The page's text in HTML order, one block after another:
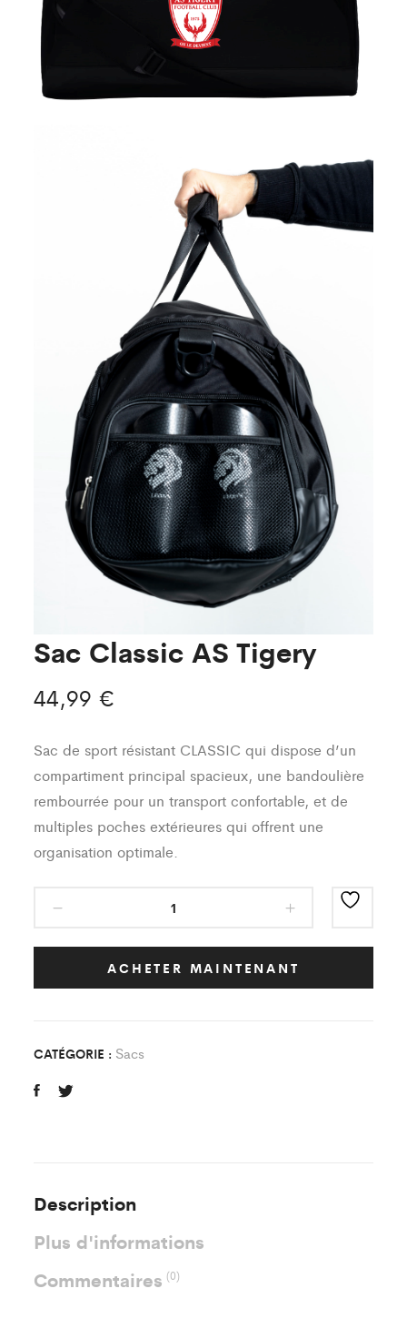
Sac Classic AS Tigery
44,99 €
Sac de sport résistant CLASSIC qui dispose d’un
compartiment principal spacieux, une bandoulière
rembourrée pour un transport confortable, et de
multiples poches extérieures qui offrent une
organisation optimale.
AS
Tigery
quantity
ACHETER MAINTENANT
CATÉGORIE : Sacs
Description
Plus d'informations
Commentaires(0)